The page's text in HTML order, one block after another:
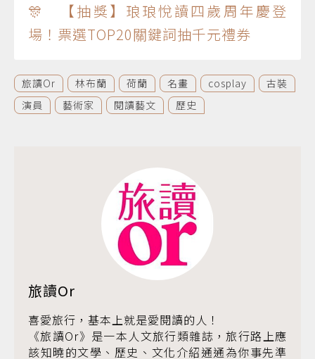
🎊 【抽獎】琅琅悅讀四歲周年慶登
場！票選TOP20關鍵詞抽千元禮券
旅讀Or 林布蘭 荷蘭 名畫 cosplay
古裝
演員
藝術家 閱讀藝文 歷史
旅讀Or
喜愛旅行，基本上就是愛閱讀的人！
《旅讀Or》是一本人文旅行類雜誌，旅行路上應
該知曉的文學、歷史、文化介紹通通為你事先準